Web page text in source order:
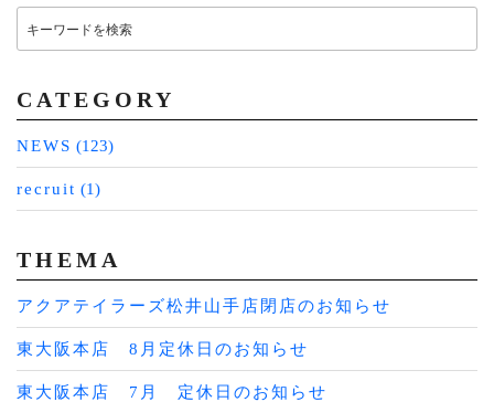
ー
シ
ン
稿
索:
CATEGORY
NEWS (123)
recruit (1)
THEMA
アクアテイラーズ松井山手店閉店のお知らせ
東大阪本店 8月定休日のお知らせ
東大阪本店 7月 定休日のお知らせ